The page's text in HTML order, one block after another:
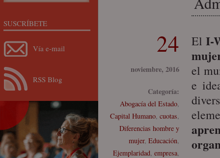
24
noviembre, 2016
Categoría:
Abogacía del Estado,
Capital Humano, cuotas,
Diferencias hombre y
mujer, Educación,
Ejemplaridad, empresa,
El I-
el
e
SUSCRÍBETE
Vía e-mail
RSS Blog